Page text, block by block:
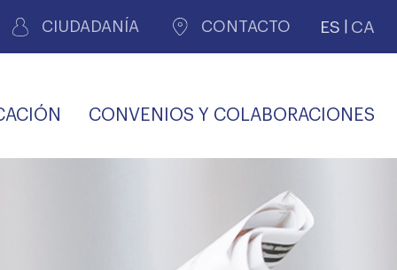
CIUDADANÍA CONTACTO ES CA
CONVENIOS Y COLABORACIONES
PERSONAL LABORAL
SALUD Y APOYO AL
VIDA
TRANSPARENCIA
TRÁMITES CONSULTA